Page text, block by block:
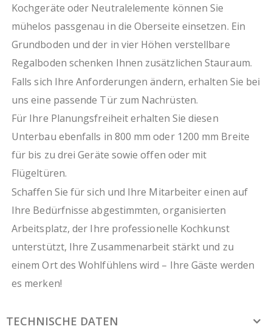
Kochgeräte oder Neutralelemente können Sie
mühelos passgenau in die Oberseite einsetzen. Ein
Grundboden und der in vier Höhen verstellbare
Regalboden schenken Ihnen zusätzlichen Stauraum.
Falls sich Ihre Anforderungen ändern, erhalten Sie bei
uns eine passende Tür zum Nachrüsten.
Für Ihre Planungsfreiheit erhalten Sie diesen
Unterbau ebenfalls in 800 mm oder 1200 mm Breite
für bis zu drei Geräte sowie offen oder mit
Flügeltüren.
Schaffen Sie für sich und Ihre Mitarbeiter einen auf
Ihre Bedürfnisse abgestimmten, organisierten
Arbeitsplatz, der Ihre professionelle Kochkunst
unterstützt, Ihre Zusammenarbeit stärkt und zu
einem Ort des Wohlfühlens wird – Ihre Gäste werden
es merken!
TECHNISCHE DATEN